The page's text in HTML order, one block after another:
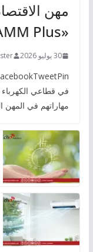
مهن
«THAMM Plus»
30 يوليو 2026
في قطاعي الكهرباء
مهاراتهم في المهن